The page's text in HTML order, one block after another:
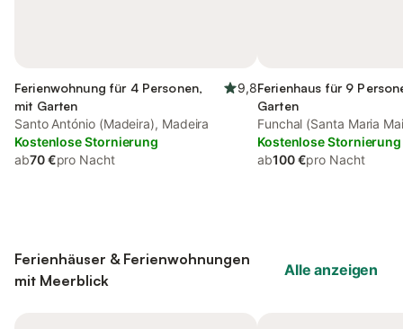
Ferienwohnung für 4 Personen,
mit Garten
9,8
Santo António (Madeira), Madeira
Kostenlose Stornierung
ab70 €pro Nacht
Ferienhaus für 9
Garten
Funchal (Santa Maria
Kostenlose Stornierung
ab100 €pro Nacht
Ferienhäuser & Ferienwohnungen
mit Meerblick
Alle anzeigen